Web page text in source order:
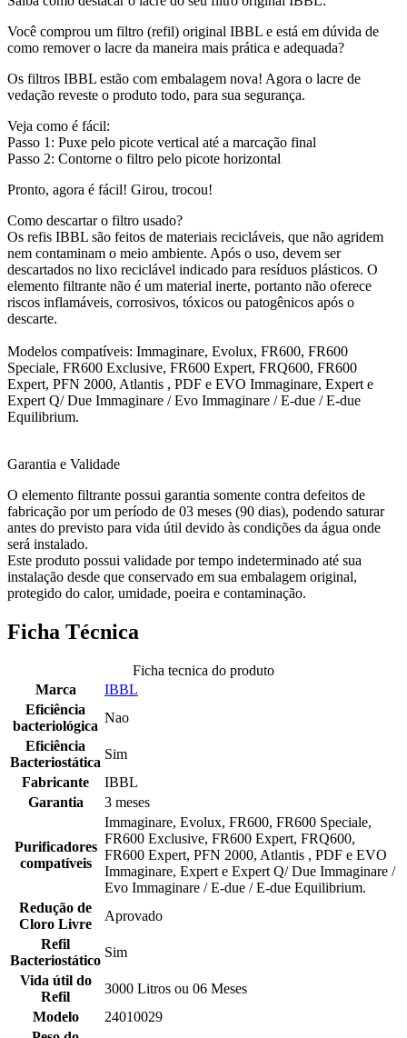
Você comprou um filtro (refil) original IBBL e está em dúvida de
como remover o lacre da maneira mais prática e adequada?
Os filtros IBBL estão com embalagem nova! Agora o lacre de
vedação reveste o produto todo, para sua segurança.
Veja como é fácil:
Passo 1: Puxe pelo picote vertical até a marcação final
Passo 2: Contorne o filtro pelo picote horizontal
Pronto, agora é fácil! Girou, trocou!
Como descartar o filtro usado?
Os refis IBBL são feitos de materiais recicláveis, que não agridem
nem contaminam o meio ambiente. Após o uso, devem ser
descartados no lixo reciclável indicado para resíduos plásticos. O
elemento filtrante não é um material inerte, portanto não oferece
riscos inflamáveis, corrosivos, tóxicos ou patogênicos após o
descarte.
Modelos compatíveis: Immaginare, Evolux, FR600, FR600
Speciale, FR600 Exclusive, FR600 Expert, FRQ600, FR600
Expert, PFN 2000, Atlantis , PDF e EVO Immaginare, Expert e
Expert Q/ Due Immaginare / Evo Immaginare / E-due / E-due
Equilibrium.
Garantia e Validade
O elemento filtrante possui garantia somente contra defeitos de
fabricação por um período de 03 meses (90 dias), podendo saturar
antes do previsto para vida útil devido às condições da água onde
será instalado.
Este produto possui validade por tempo indeterminado até sua
instalação desde que conservado em sua embalagem original,
protegido do calor, umidade, poeira e contaminação.
Ficha Técnica
Ficha tecnica do produto
Marca
IBBL
Eficiência
bacteriológica
Nao
Eficiência
Bacteriostática
Sim
Fabricante
IBBL
Garantia
3 meses
Purificadores
compatíveis
Immaginare, Evolux, FR600, FR600 Speciale,
FR600 Exclusive, FR600 Expert, FRQ600,
FR600 Expert, PFN 2000, Atlantis , PDF e EVO
Immaginare, Expert e Expert Q/ Due Immaginare /
Evo Immaginare / E-due / E-due Equilibrium.
Redução de
Cloro Livre
Aprovado
Refil
Bacteriostático
Sim
Vida útil do
Refil
3000 Litros ou 06 Meses
Modelo
24010029